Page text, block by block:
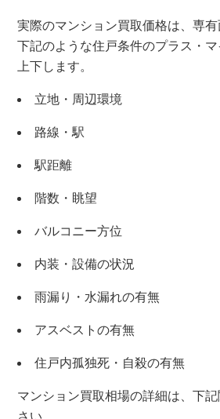
×
無料査定・売
実際のマンション買取価格は、専
下記のような住戸条件のプラス・
上下します。
立地・周辺環境
路線・駅
駅距離
階数・眺望
バルコニー方位
内装・設備の状況
雨漏り・水漏れの有無
アスベストの有無
住戸内孤独死・自殺の有無
マンション買取相場の詳細は、下
さい。